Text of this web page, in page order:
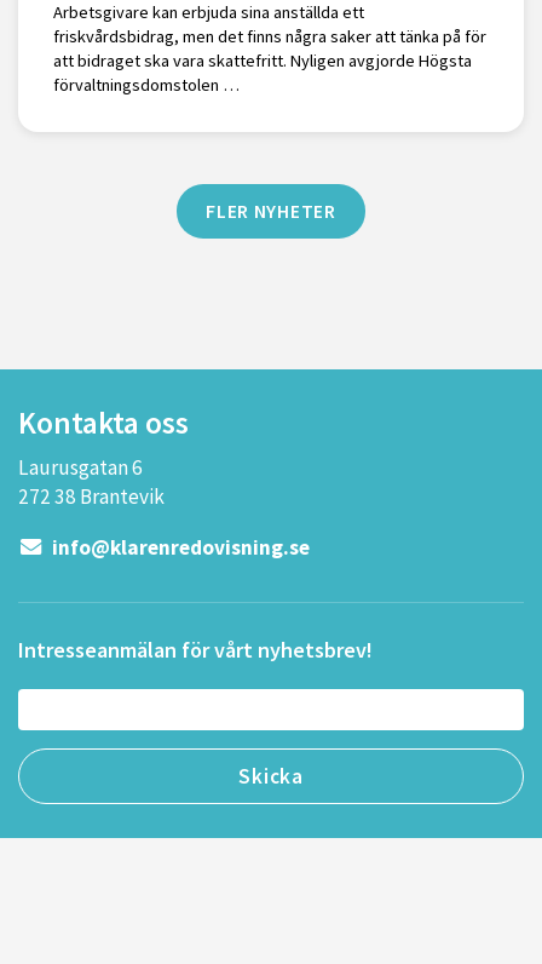
Arbetsgivare kan erbjuda sina anställda ett
friskvårdsbidrag, men det finns några saker att tänka på för
att bidraget ska vara skattefritt. Nyligen avgjorde Högsta
förvaltningsdomstolen …
FLER NYHETER
Kontakta oss
Laurusgatan 6
272 38 Brantevik
info@klarenredovisning.se
Intresseanmälan för vårt nyhetsbrev!